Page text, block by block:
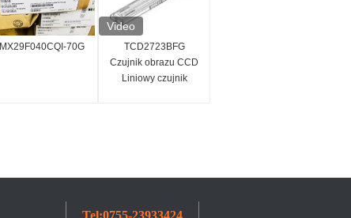
MX29F040CQI-70G
Video
TCD2723BFG
Czujnik obrazu CCD
Liniowy czujnik
Tel:0755-23933424